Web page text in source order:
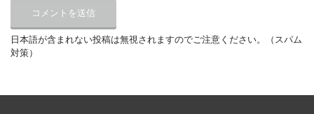
日本語が含まれない投稿は無視されますのでご注意ください。（スパム
対策）